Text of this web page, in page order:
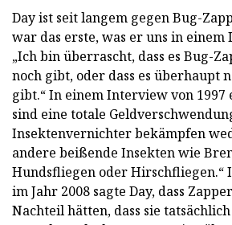
Day ist seit langem gegen Bug-
war das erste, was er uns in einem
„Ich bin überrascht, dass es Bug-
noch gibt, oder dass es überhaupt
gibt.“ In einem Interview von 1997
sind eine totale
Insektenvernichter bekämpfen
andere beißende Insekten wie
Hundsfliegen oder Hirschfliegen.“
im Jahr 2008 sagte Day, dass
Nachteil hätten, dass sie